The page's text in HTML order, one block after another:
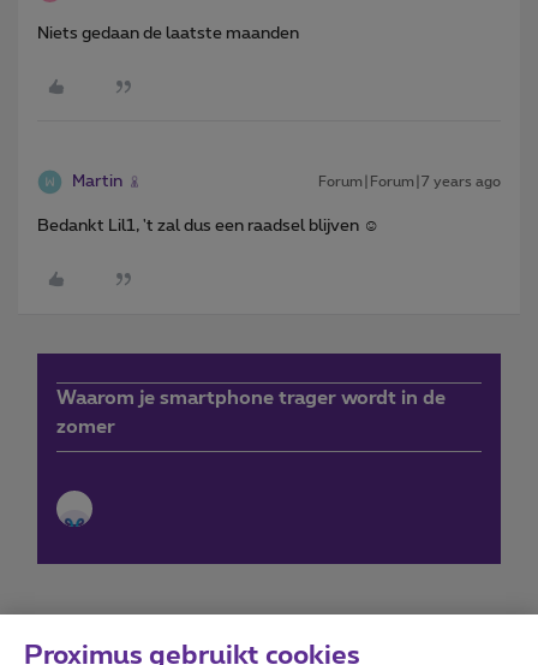
Niets gedaan de laatste maanden
Martin Forum|Forum|7 years ago
Bedankt Lil1, 't zal dus een raadsel blijven ☺️
Waarom je smartphone trager wordt in de
zomer
Proximus gebruikt cookies